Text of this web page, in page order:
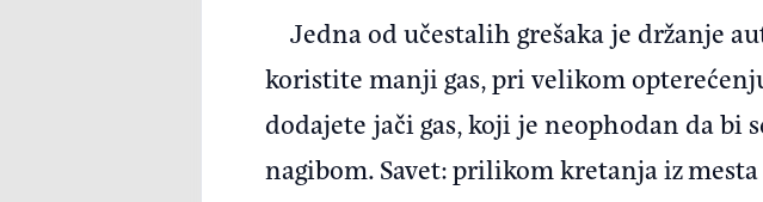
Jedna od učestalih grešaka je držanje
koristite manji gas, pri velikom
dodajete jači gas, koji je neophodan da
nagibom. Savet: prilikom kretanja iz